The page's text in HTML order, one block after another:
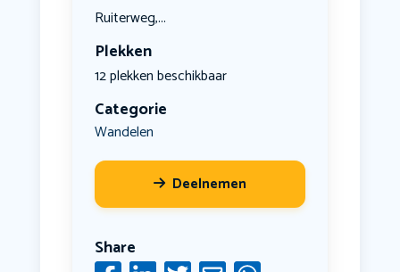
Ruiterweg,...
Plekken
12 plekken beschikbaar
Categorie
Wandelen
Deelnemen
Share